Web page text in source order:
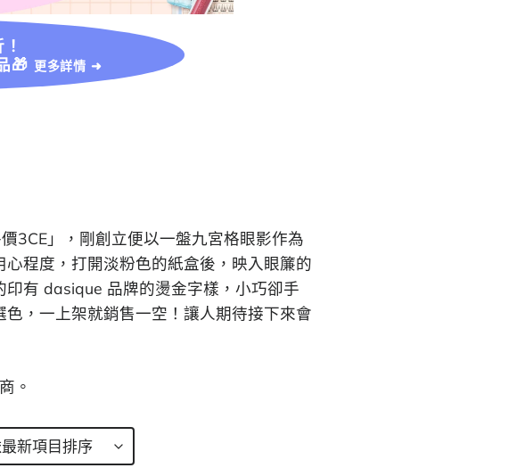
🎁 更多詳情 ➜
3CE」，剛創立便以一盤九宮格眼影作為
程度，打開淡粉色的紙盒後，映入眼簾的
有 dasique 品牌的燙金字樣，小巧卻手
，一上架就銷售一空！讓人期待接下來會
。